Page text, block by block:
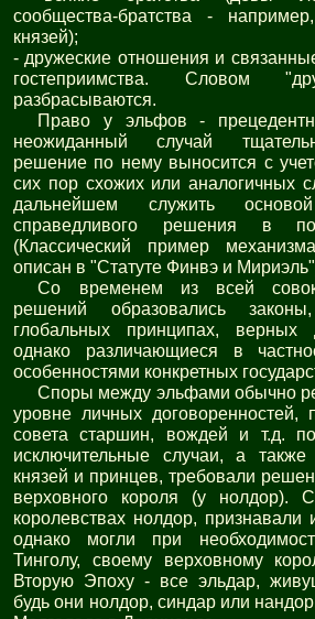
сообщества-братства -
князей);
- дружеские отношения и
гостеприимства. Словом
разбрасываются.
Право у эльфов -
неожиданный случай
решение по нему выносится с
сих пор схожих или аналогичных
дальнейшем служить
справедливого решения в
(Классический пример
описан в "Статуте Финвэ и
Со временем из всей
решений образовались
глобальных принципах,
однако различающиеся в
особенностями конкретных
Споры между эльфами обычно
уровне личных
совета старшин, вождей и т.д.
исключительные случаи, а
князей и принцев, требовали
верховного короля (у нолдор).
королевствах нолдор, признавали
однако могли при
Тинголу, своему верховному
Вторую Эпоху - все эльдар,
будь они нолдор, синдар или